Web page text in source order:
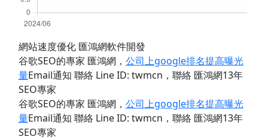
網站速度優化 匯鴻網軟件開發
谷歌SEO的專家 匯鴻網 ， 公司上google排名提高曝光
量Email通知 聯絡 Line ID: twmcn ，聯絡 匯鴻網13年
SEO專家
谷歌SEO的專家 匯鴻網 ， 公司上google排名提高曝光
量Email通知 聯絡 Line ID: twmcn ，聯絡 匯鴻網13年
SEO專家